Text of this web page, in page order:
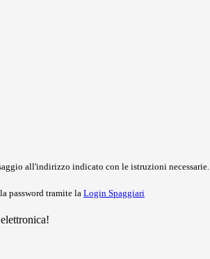
all'indirizzo indicato con le istruzioni necessarie.
password tramite la Login Spaggiari